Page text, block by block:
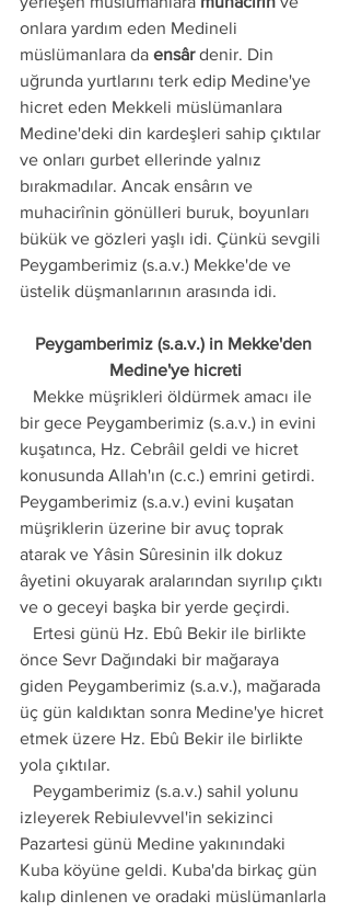
onlara yardım eden Medineli
müslümanlara da ensâr denir. Din
uğrunda yurtlarını terk edip Medine'ye
hicret eden Mekkeli müslümanlara
Medine'deki din kardeşleri sahip çıktılar
ve onları gurbet ellerinde yalnız
bırakmadılar. Ancak ensârın ve
muhacirînin gönülleri buruk, boyunları
bükük ve gözleri yaşlı idi. Çünkü sevgili
Peygamberimiz (s.a.v.) Mekke'de ve
üstelik düşmanlarının arasında idi.
Peygamberimiz (s.a.v.) in Mekke'den
Medine'ye hicreti
bir gece Peygamberimiz (s.a.v.) in evini
kuşatınca, Hz. Cebrâil geldi ve hicret
konusunda Allah'ın (c.c.) emrini getirdi.
Peygamberimiz (s.a.v.) evini kuşatan
müşriklerin üzerine bir avuç toprak
atarak ve Yâsin Sûresinin ilk dokuz
âyetini okuyarak aralarından sıyrılıp çıktı
ve o geceyi başka bir yerde geçirdi.
önce Sevr Dağındaki bir mağaraya
giden Peygamberimiz (s.a.v.), mağarada
üç gün kaldıktan sonra Medine'ye hicret
etmek üzere Hz. Ebû Bekir ile birlikte
yola çıktılar.
izleyerek Rebiulevvel'in sekizinci
Pazartesi günü Medine yakınındaki
Kuba köyüne geldi. Kuba'da birkaç gün
kalıp dinlenen ve oradaki müslümanlarla